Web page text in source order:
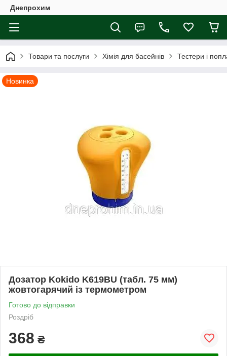
Днепрохим
Товари та послуги Хімія для басейнів Тестери і
Новинка
Дозатор Kokido K619BU (табл. 75 мм)
жовтогарячий із термометром
Готово до відправки
Роздріб
368 ₴